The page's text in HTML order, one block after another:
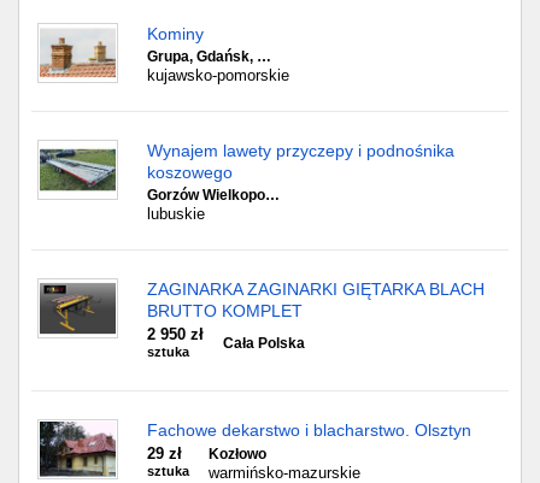
Kominy
Grupa, Gdańsk, …
kujawsko-pomorskie
Wynajem lawety przyczepy i podnośnika
koszowego
Gorzów Wielkopo…
lubuskie
ZAGINARKA ZAGINARKI GIĘTARKA BLACH
BRUTTO KOMPLET
2 950 zł
sztuka
Cała Polska
Fachowe dekarstwo i blacharstwo. Olsztyn
29 zł
sztuka
Kozłowo
warmińsko-mazurskie